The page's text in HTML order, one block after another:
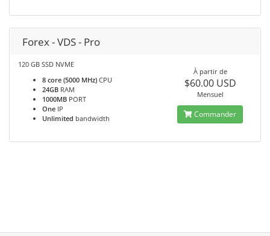
Forex - VDS - Pro
120 GB SSD NVME
8 core (5000 MHz) CPU
24GB RAM
1000MB PORT
One IP
Unlimited bandwidth
À partir de
$60.00 USD
Mensuel
Commander